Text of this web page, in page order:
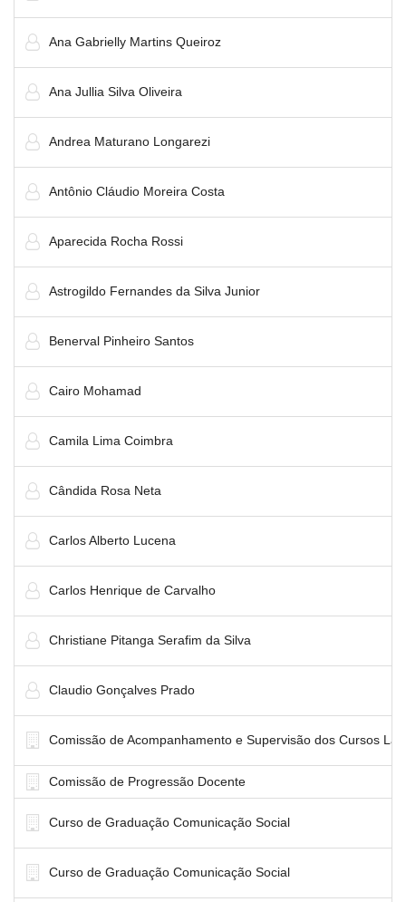
Ana Gabrielly Martins Queiroz
Ana Jullia Silva Oliveira
Andrea Maturano Longarezi
Antônio Cláudio Moreira Costa
Aparecida Rocha Rossi
Astrogildo Fernandes da Silva Junior
Benerval Pinheiro Santos
Cairo Mohamad
Camila Lima Coimbra
Cândida Rosa Neta
Carlos Alberto Lucena
Carlos Henrique de Carvalho
Christiane Pitanga Serafim da Silva
Claudio Gonçalves Prado
Comissão de Acompanhamento e Supervisão dos Cursos
Comissão de Progressão Docente
Curso de Graduação Comunicação Social
Curso de Graduação Comunicação Social